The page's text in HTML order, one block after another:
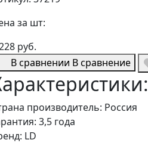
за шт:
руб.
В сравнении В сравнение
производитель: Россия
3,5 года
LD